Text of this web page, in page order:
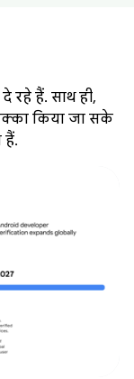
रहे हैं. साथ ही,
किया जा सके
हैं.